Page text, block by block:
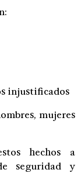
injustificados
mujeres
hechos a
seguridad y